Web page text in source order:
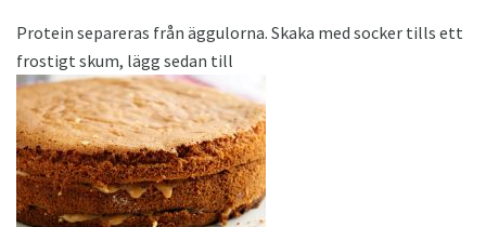
Protein separeras från äggulorna. Skaka med socker tills ett
frostigt skum, lägg sedan till